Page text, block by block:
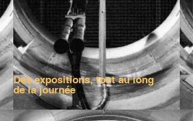
Des expositions, tout au long
de la journée